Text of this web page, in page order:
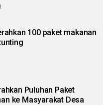
100 paket makanan
Puluhan Paket
ke Masyarakat Desa